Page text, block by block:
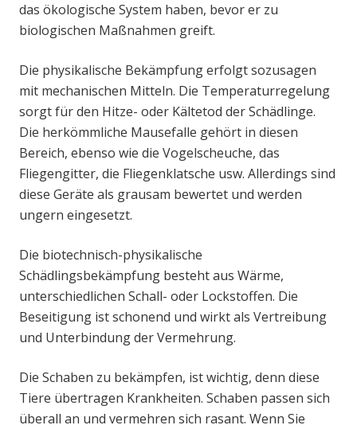
das ökologische System haben, bevor er zu
biologischen Maßnahmen greift.
Die physikalische Bekämpfung erfolgt sozusagen
mit mechanischen Mitteln. Die Temperaturregelung
sorgt für den Hitze- oder Kältetod der Schädlinge.
Die herkömmliche Mausefalle gehört in diesen
Bereich, ebenso wie die Vogelscheuche, das
Fliegengitter, die Fliegenklatsche usw. Allerdings sind
diese Geräte als grausam bewertet und werden
ungern eingesetzt.
Die biotechnisch-physikalische
Schädlingsbekämpfung besteht aus Wärme,
unterschiedlichen Schall- oder Lockstoffen. Die
Beseitigung ist schonend und wirkt als Vertreibung
und Unterbindung der Vermehrung.
Die Schaben zu bekämpfen, ist wichtig, denn diese
Tiere übertragen Krankheiten. Schaben passen sich
überall an und vermehren sich rasant. Wenn Sie